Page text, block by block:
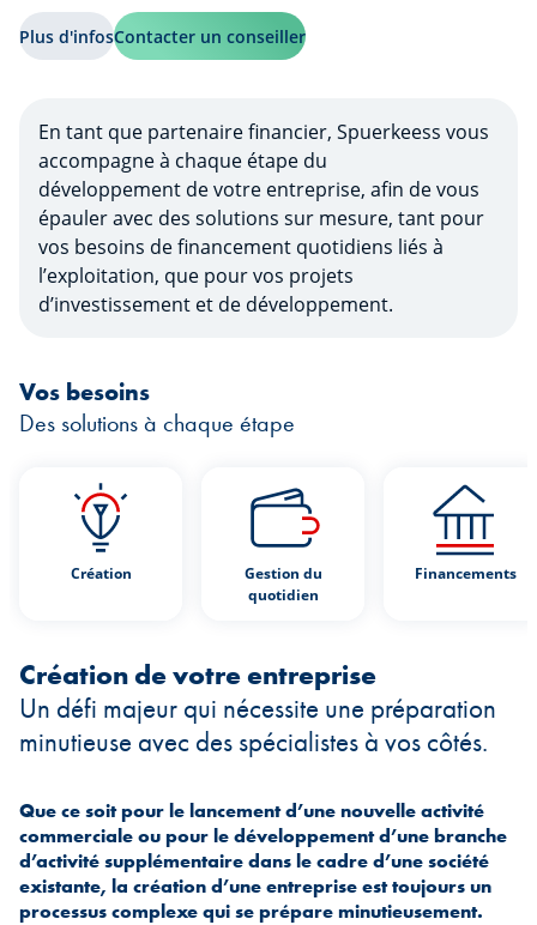
Plus d'infosContacter un conseiller
En tant que partenaire financier, Spuerkeess vous
accompagne à chaque étape du
développement de votre entreprise, afin de vous
épauler avec des solutions sur mesure, tant pour
vos besoins de financement quotidiens liés à
l’exploitation, que pour vos projets
d’investissement et de développement.
Vos besoins
Des solutions à chaque étape
Création
Gestion du
quotidien
Financements
Création de votre entreprise
Un défi majeur qui nécessite une préparation
minutieuse avec des spécialistes à vos côtés.
Que ce soit pour le lancement d’une nouvelle activité
commerciale ou pour le développement d’une branche
d’activité supplémentaire dans le cadre d’une société
existante, la création d’une entreprise est toujours un
processus complexe qui se prépare minutieusement.